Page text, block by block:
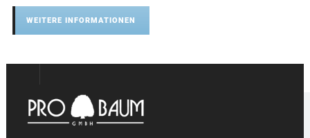
WEITERE INFORMATIONEN